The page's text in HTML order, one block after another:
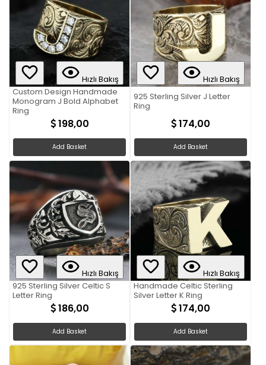
Hızlı Bakış
Custom Design Handmade
Monogram J Bold Alphabet
Ring
198,00
Add Basket
Hızlı Bakış
925 Sterling Silver J Letter
Ring
174,00
Add Basket
Hızlı Bakış
925 Sterling Silver Celtic S
Letter Ring
186,00
Add Basket
Hızlı Bakış
Handmade Celtic Sterling
Silver Letter K Ring
174,00
Add Basket